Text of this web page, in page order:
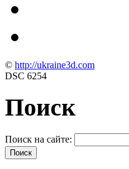
© http://ukraine3d.com
DSC 6254
Поиск
Поиск на сайте: